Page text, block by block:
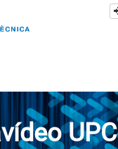
UPC